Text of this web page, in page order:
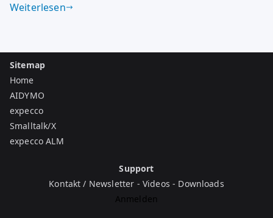
Weiterlesen
Sitemap
Home
AIDYMO
expecco
Smalltalk/X
expecco ALM
Support
Kontakt / Newsletter - Videos - Downloads
Anmelden